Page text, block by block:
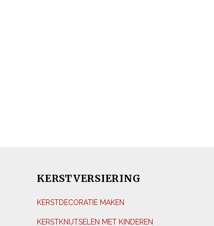
KERSTVERSIERING
KERSTDECORATIE MAKEN
KERSTKNUTSELEN MET KINDEREN